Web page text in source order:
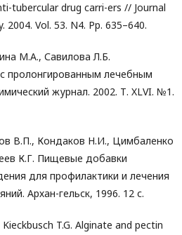
tubercular drug carri-ers // Journal
Vol. 53. N4. Pp. 635–640.
М.А., Савилова Л.Б.
пролонгированным лечебным
журнал. 2002. Т. XLVI. №1.
В.П., Кондаков Н.И., Цимбаленко
К.Г. Пищевые добавки
для профилактики и лечения
Архан-гельск, 1996. 12 с.
T.G. Alginate and pectin